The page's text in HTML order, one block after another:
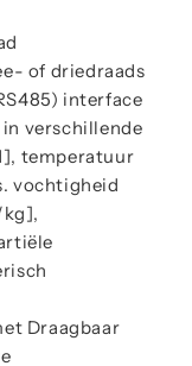
of driedraads
interface
verschillende
temperatuur
vochtigheid
Draagbaar